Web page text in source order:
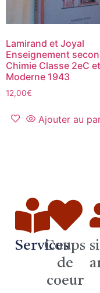
Lamirand et Joyal
Enseignement
Chimie Classe 2eC et
Moderne 1943
12,00€
Ajouter au
Services
Coups
de
coeur